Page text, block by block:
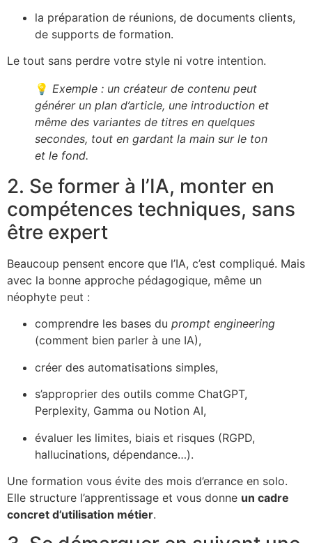
la préparation de réunions, de documents clients,
de supports de formation.
Le tout sans perdre votre style ni votre intention.
💡 Exemple : un créateur de contenu peut
générer un plan d’article, une introduction et
même des variantes de titres en quelques
secondes, tout en gardant la main sur le ton
et le fond.
2. Se former à l’IA, monter en
compétences techniques, sans
être expert
Beaucoup pensent encore que l’IA, c’est compliqué. Mais
avec la bonne approche pédagogique, même un
néophyte peut :
comprendre les bases du prompt engineering
(comment bien parler à une IA),
créer des automatisations simples,
s’approprier des outils comme ChatGPT,
Perplexity, Gamma ou Notion AI,
évaluer les limites, biais et risques (RGPD,
hallucinations, dépendance…).
Une formation vous évite des mois d’errance en solo.
Elle structure l’apprentissage et vous donne un cadre
concret d’utilisation métier.